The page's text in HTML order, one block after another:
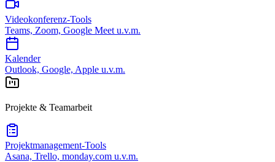
Videokonferenz-Tools
Teams, Zoom, Google Meet u.v.m.
Kalender
Outlook, Google, Apple u.v.m.
Projekte & Teamarbeit
Projektmanagement-Tools
Asana, Trello, monday.com u.v.m.